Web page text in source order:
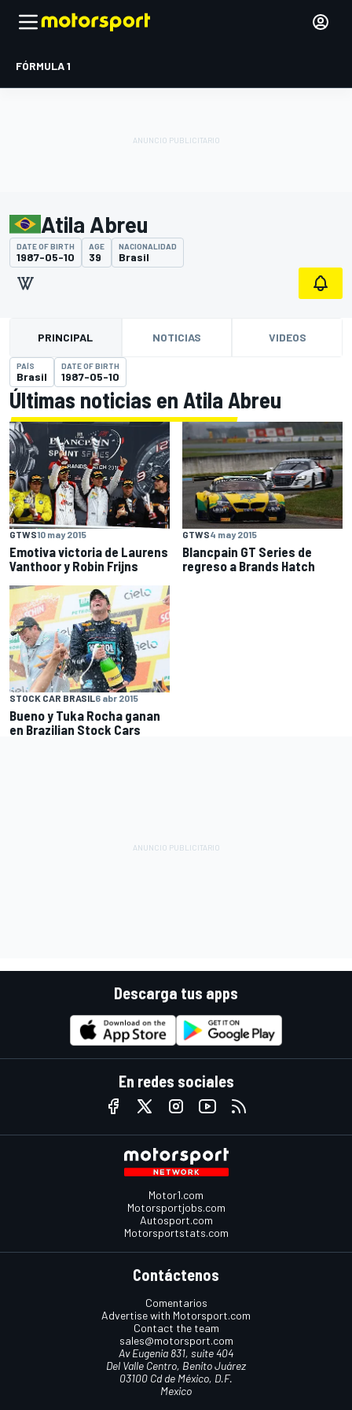
FÓRMULA 1
Atila Abreu
DATE OF BIRTH
1987-05-10
AGE
39
NACIONALIDAD
Brasil
PRINCIPAL NOTICIAS VIDEOS
PAÍS
Brasil
DATE OF BIRTH
1987-05-10
Últimas noticias en Atila Abreu
GTWS10 may 2015
Emotiva victoria de Laurens
Vanthoor y Robin Frijns
GTWS4 may 2015
Blancpain GT Series de
regreso a Brands Hatch
STOCK CAR BRASIL 6 abr 2015
Bueno y Tuka Rocha ganan
en Brazilian Stock Cars
Descarga tus apps
En redes sociales
Motor1.com
Motorsportjobs.com
Autosport.com
Motorsportstats.com
Contáctenos
Comentarios
Advertise with Motorsport.com
Contact the team
sales@motorsport.com
Av Eugenia 831, suite 404
Del Valle Centro, Benito Juárez
03100 Cd de México, D.F.
Mexico